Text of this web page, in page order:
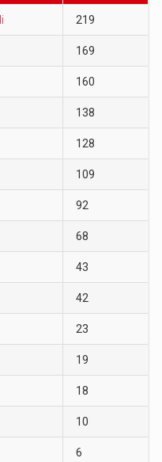
219
169
160
138
128
109
92
68
43
42
23
19
18
10
6